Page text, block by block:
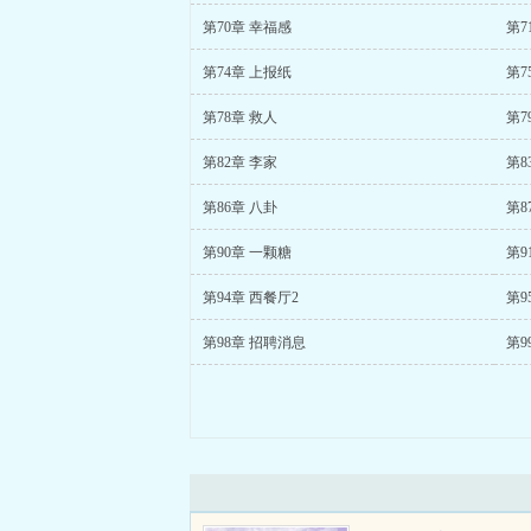
第70章 幸福感 第
第74章 上报纸 第
第78章 救人 第
第82章 李家 第
第86章 八卦 第
第90章 一颗糖 第
第94章 西餐厅2 第
第98章 招聘消息 第